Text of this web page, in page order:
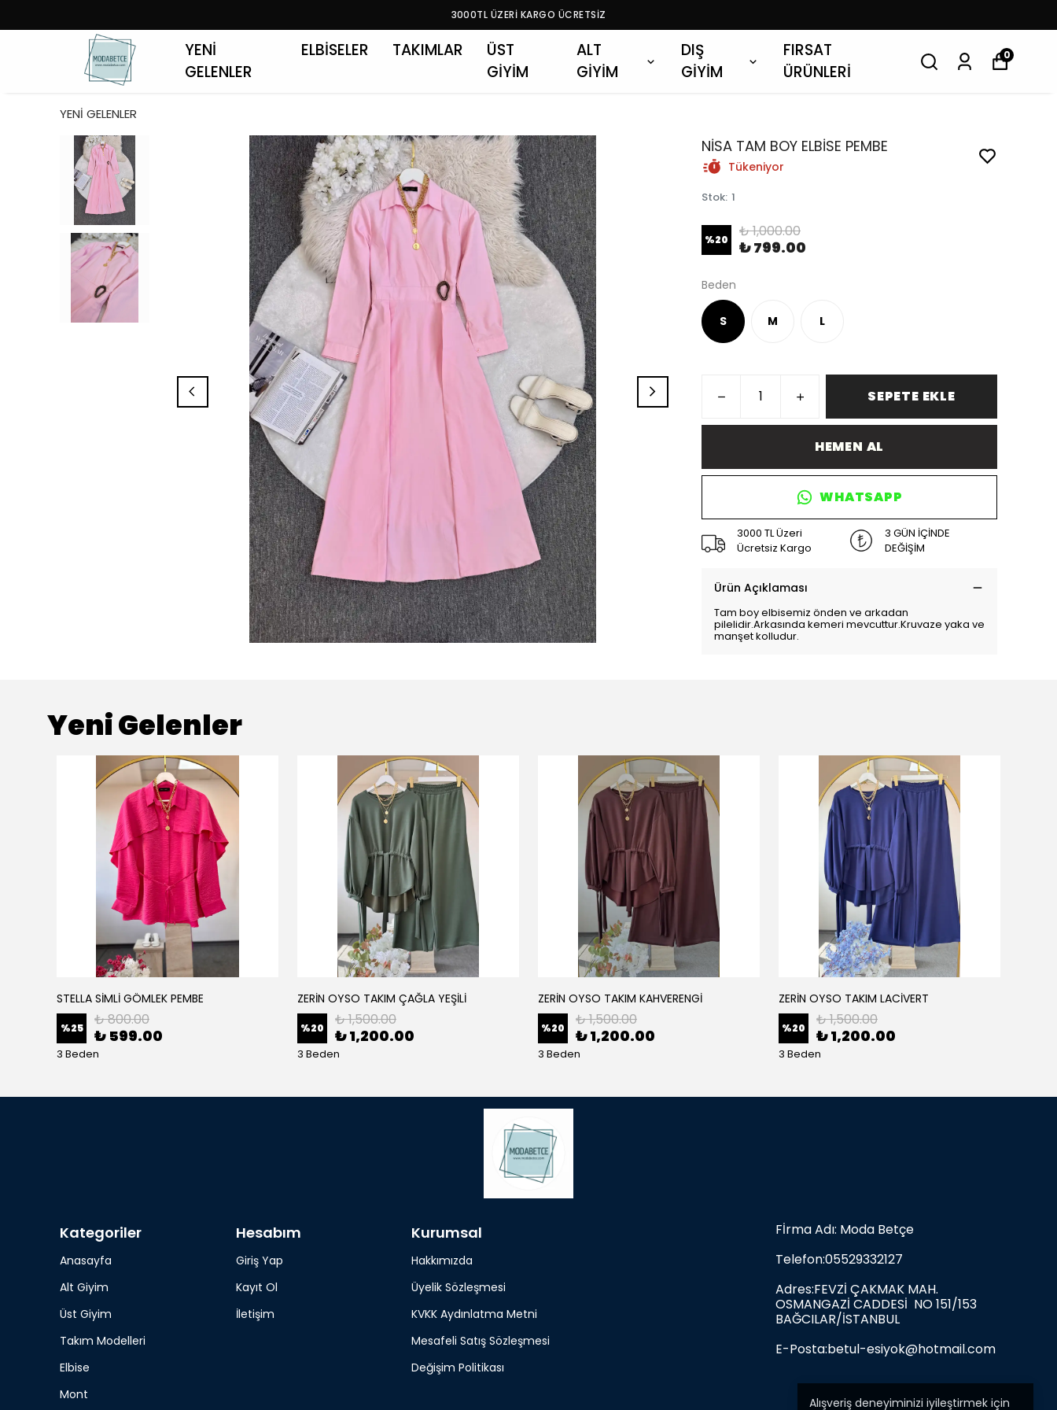
3000TL ÜZERİ KARGO ÜCRETSİZ
YENİ
GELENLER
ELBİSELER TAKIMLAR
ÜST
GİYİM
ALT
GİYİM
DIŞ
GİYİM
FIRSAT
ÜRÜNLERİ
0
Alışveriş deneyiminizi iyileştirmek için
YENİ GELENLER
NİSA TAM BOY ELBİSE PEMBE
Tükeniyor
Stok: 1
%20 ₺ 1,000.00
₺ 799.00
Beden
S M L
SEPETE EKLE
HEMEN AL
WHATSAPP
3000 TL Üzeri
Ücretsiz Kargo
3 GÜN İÇİNDE
DEĞİŞİM
Ürün Açıklaması
Tam boy elbisemiz önden ve arkadan
pilelidir.Arkasında kemeri mevcuttur.Kruvaze yaka ve
manşet kolludur.
Yeni Gelenler
STELLA SİMLİ GÖMLEK PEMBE
%25 ₺ 800.00
₺ 599.00
3 Beden
ZERİN OYSO TAKIM ÇAĞLA YEŞİLİ
%20 ₺ 1,500.00
₺ 1,200.00
3 Beden
ZERİN OYSO TAKIM KAHVERENGİ
%20 ₺ 1,500.00
₺ 1,200.00
3 Beden
ZERİN OYSO TAKIM LACİVERT
%20 ₺ 1,500.00
₺ 1,200.00
3 Beden
Kategoriler
Anasayfa
Alt Giyim
Üst Giyim
Takım Modelleri
Elbise
Mont
Hesabım
Giriş Yap
Kayıt Ol
İletişim
Kurumsal
Hakkımızda
Üyelik Sözleşmesi
KVKK Aydınlatma Metni
Mesafeli Satış Sözleşmesi
Değişim Politikası
Fİrma Adı: Moda Betçe
Telefon:05529332127
Adres:FEVZİ ÇAKMAK MAH.
OSMANGAZİ CADDESİ NO 151/153
BAĞCILAR/İSTANBUL
E-Posta:betul-esiyok@hotmail.com